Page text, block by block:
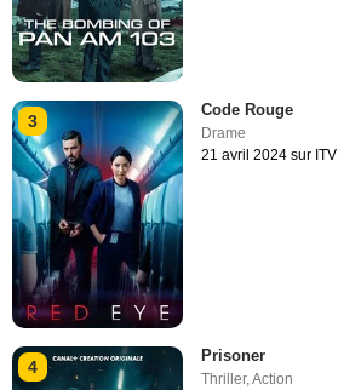
3
Code Rouge
Drame
21 avril 2024 sur ITV
4
Prisoner
Thriller,Action